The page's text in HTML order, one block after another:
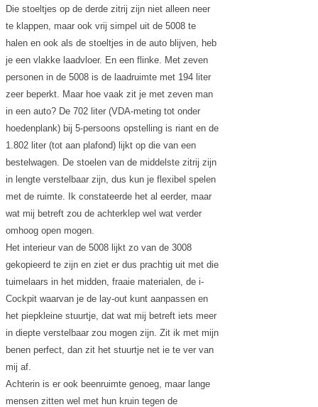
Die stoeltjes op de derde zitrij zijn niet alleen neer
te klappen, maar ook vrij simpel uit de 5008 te
halen en ook als de stoeltjes in de auto blijven, heb
je een vlakke laadvloer. En een flinke. Met zeven
personen in de 5008 is de laadruimte met 194 liter
zeer beperkt. Maar hoe vaak zit je met zeven man
in een auto? De 702 liter (VDA-meting tot onder
hoedenplank) bij 5-persoons opstelling is riant en de
1.802 liter (tot aan plafond) lijkt op die van een
bestelwagen. De stoelen van de middelste zitrij zijn
in lengte verstelbaar zijn, dus kun je flexibel spelen
met de ruimte. Ik constateerde het al eerder, maar
wat mij betreft zou de achterklep wel wat verder
omhoog open mogen.
Het interieur van de 5008 lijkt zo van de 3008
gekopieerd te zijn en ziet er dus prachtig uit met die
tuimelaars in het midden, fraaie materialen, de i-
Cockpit waarvan je de lay-out kunt aanpassen en
het piepkleine stuurtje, dat wat mij betreft iets meer
in diepte verstelbaar zou mogen zijn. Zit ik met mijn
benen perfect, dan zit het stuurtje net ie te ver van
mij af.
Achterin is er ook beenruimte genoeg, maar lange
mensen zitten wel met hun kruin tegen de